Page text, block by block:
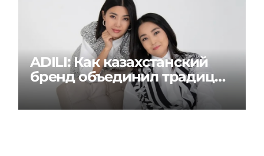
ADILI: Как казахстанский
бренд объединил традиции
и современность